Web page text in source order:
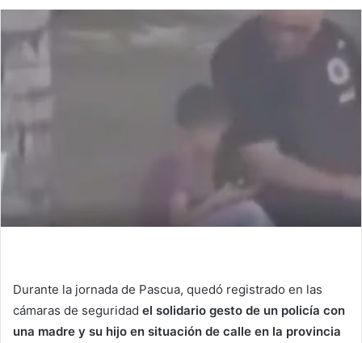
Durante la jornada de Pascua, quedó registrado en las
cámaras de seguridad el solidario gesto de un policía con
una madre y su hijo en situación de calle en la provincia